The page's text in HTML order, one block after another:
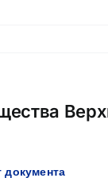
документа